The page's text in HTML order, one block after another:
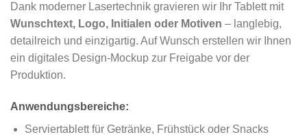
Dank moderner Lasertechnik gravieren wir Ihr Tablett mit
Wunschtext, Logo, Initialen oder Motiven – langlebig,
detailreich und einzigartig. Auf Wunsch erstellen wir Ihnen
ein digitales Design-Mockup zur Freigabe vor der
Produktion.
Anwendungsbereiche:
Serviertablett für Getränke, Frühstück oder Snacks